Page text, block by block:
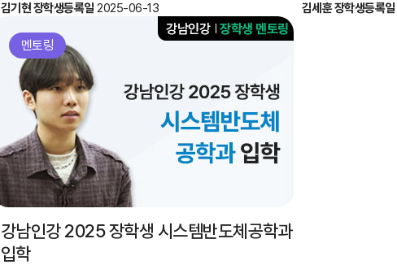
김기현 장학생등록일 2025-06-13 김세훈 장학생등록일
멘토링
강남인강 2025 장학생 시스템반도체공학과
입학